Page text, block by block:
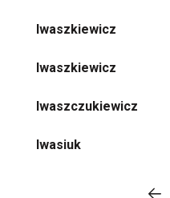
Iwaszkiewicz
Iwaszkiewicz
Iwaszczukiewicz
Iwasiuk